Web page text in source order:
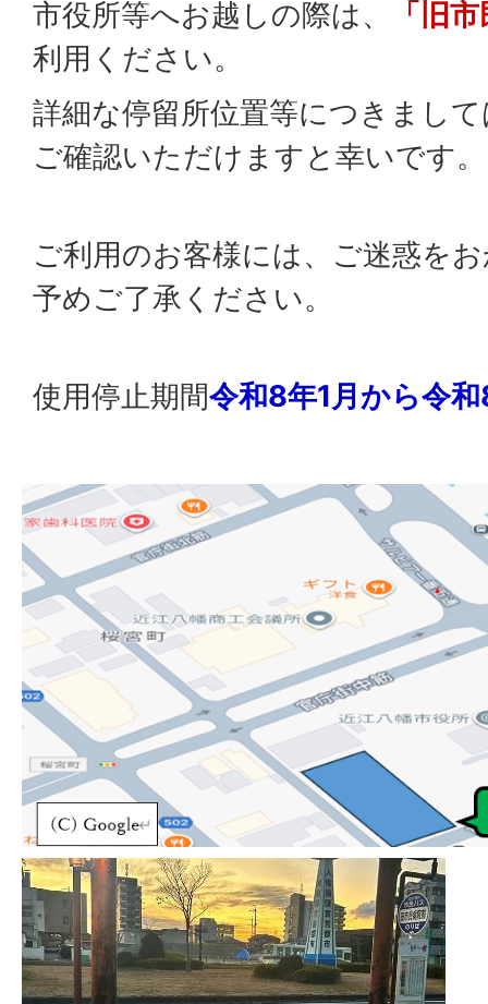
市役所等へお越しの際は、
「旧
利用ください。
詳細な停留所位置等につきまし
ご確認いただけますと幸いです。
ご利用のお客様には、ご迷惑を
予めご了承ください。
使用停止期間令和8年1月から令